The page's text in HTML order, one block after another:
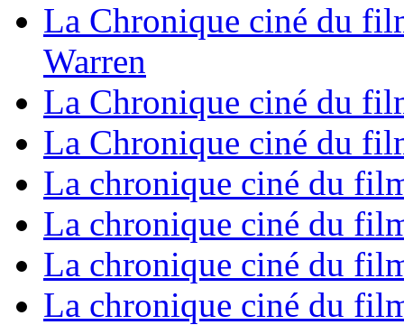
La Chronique ciné du
Warren
La Chronique ciné du
La Chronique ciné du
La chronique ciné du
La chronique ciné du
La chronique ciné du
La chronique ciné du